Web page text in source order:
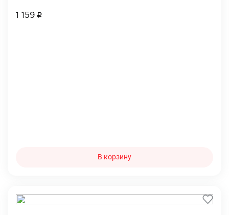
1 159
В корзину